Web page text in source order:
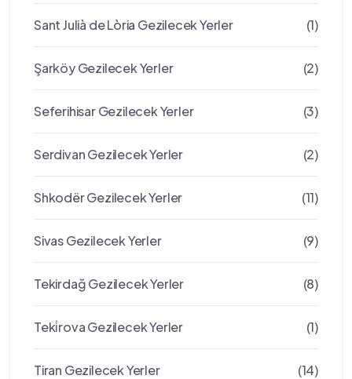
Sant Julià de Lòria Gezilecek Yerler (1)
Şarköy Gezilecek Yerler (2)
Seferihisar Gezilecek Yerler (3)
Serdivan Gezilecek Yerler (2)
Shkodër Gezilecek Yerler (11)
Sivas Gezilecek Yerler (9)
Tekirdağ Gezilecek Yerler (8)
Teki̇rova Gezilecek Yerler (1)
Tiran Gezilecek Yerler (14)